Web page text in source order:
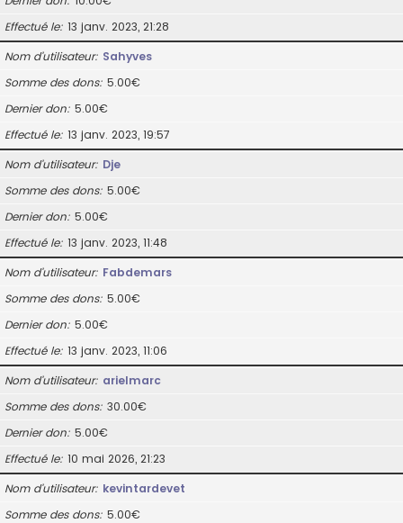
Effectué le 13 janv. 2023, 21:28
Nom d’utilisateur Sahyves
Somme des dons 5.00€
Dernier don 5.00€
Effectué le 13 janv. 2023, 19:57
Nom d’utilisateur Dje
Somme des dons 5.00€
Dernier don 5.00€
Effectué le 13 janv. 2023, 11:48
Nom d’utilisateur Fabdemars
Somme des dons 5.00€
Dernier don 5.00€
Effectué le 13 janv. 2023, 11:06
Nom d’utilisateur arielmarc
Somme des dons 30.00€
Dernier don 5.00€
Effectué le 10 mai 2026, 21:23
Nom d’utilisateur kevintardevet
Somme des dons 5.00€